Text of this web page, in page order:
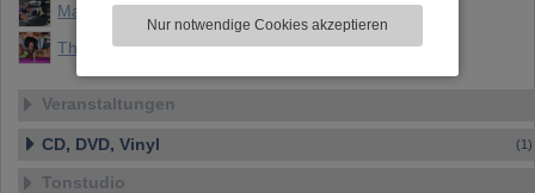
zu analysieren. Dabei werden ggf.
Informationen zu Ihrer Verwendung unserer
soziale Medien, Werbung und Analysen
weitergegeben. Unsere Partner führen diese
Daten zusammen, die Sie bereitgestellt haben
oder die sie im Rahmen Ihrer Nutzung der
Nur notwendige Cookies akzeptieren
Markus Linder Band
The Incredible Southern Blues Band
Veranstaltungen
CD, DVD, Vinyl (1)
Tonstudio